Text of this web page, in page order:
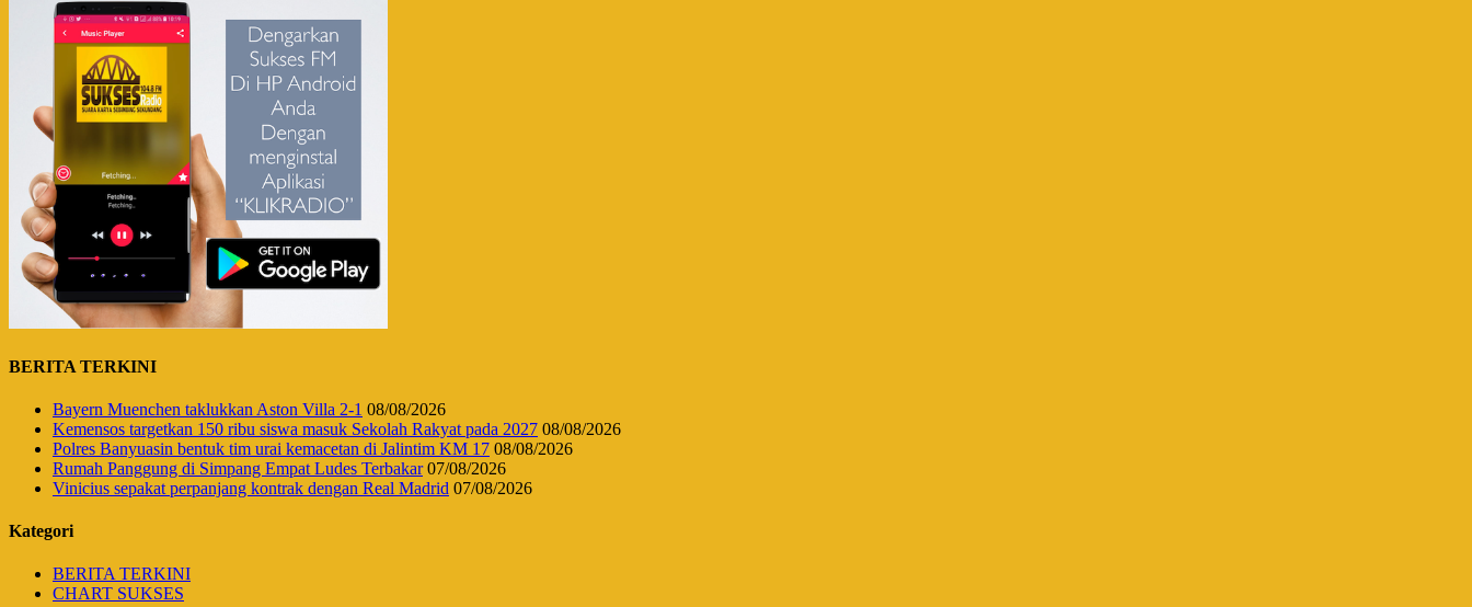
BERITA TERKINI
Bayern Muenchen taklukkan Aston Villa 2-1 08/08/2026
Kemensos targetkan 150 ribu siswa masuk Sekolah Rakyat pada 2027 08/08/2026
Polres Banyuasin bentuk tim urai kemacetan di Jalintim KM 17 08/08/2026
Rumah Panggung di Simpang Empat Ludes Terbakar 07/08/2026
Vinicius sepakat perpanjang kontrak dengan Real Madrid 07/08/2026
Kategori
BERITA TERKINI
CHART SUKSES